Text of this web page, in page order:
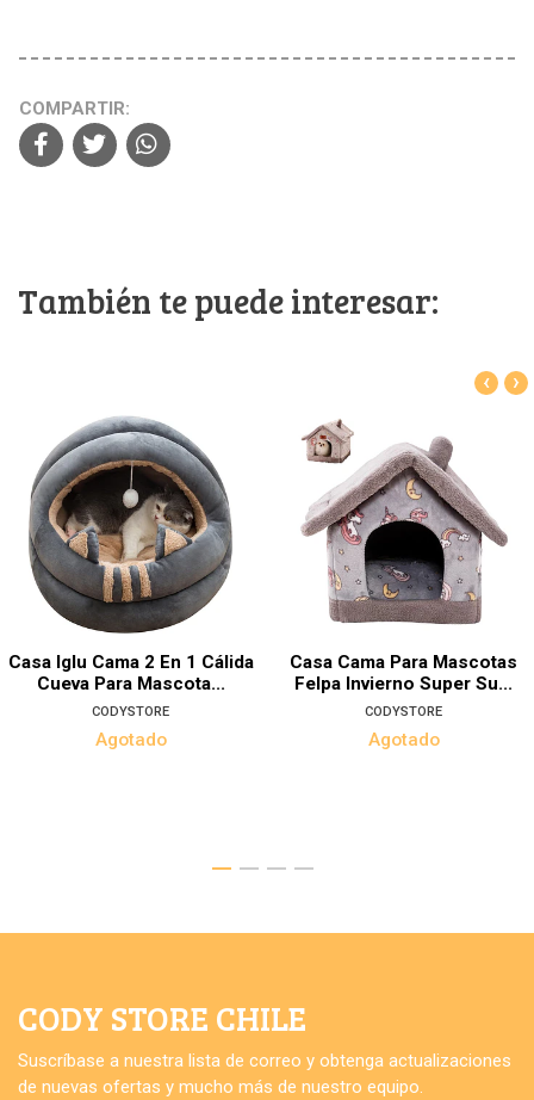
COMPARTIR:
También te puede interesar:
Casa Iglu Cama 2 En 1 Cálida
Cueva Para Mascota...
CODYSTORE
Agotado
Casa Cama Para Mascotas
Felpa Invierno Super Su...
CODYSTORE
Agotado
‹ ›
CODY STORE CHILE
Suscríbase a nuestra lista de correo y obtenga actualizaciones
de nuevas ofertas y mucho más de nuestro equipo.